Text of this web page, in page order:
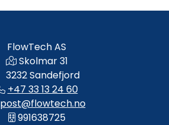
FlowTech AS
Skolmar 31
3232 Sandefjord
+47 33 13 24 60
post@flowtech.no
991638725